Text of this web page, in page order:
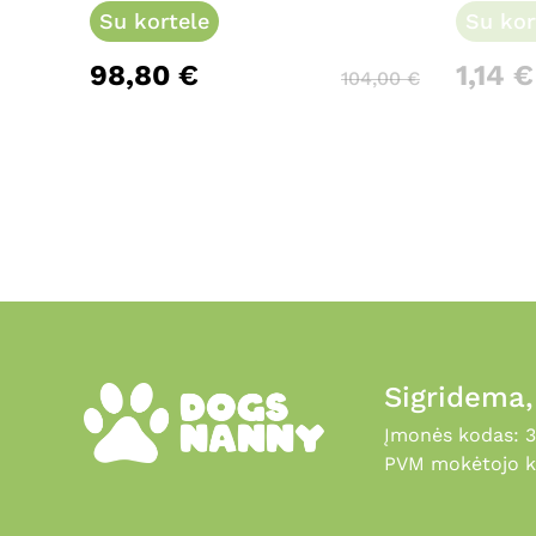
Su kortele
98,80 € 104,00€
Su
1,14 €
Įmonės kodas:
PVM mokėtojo